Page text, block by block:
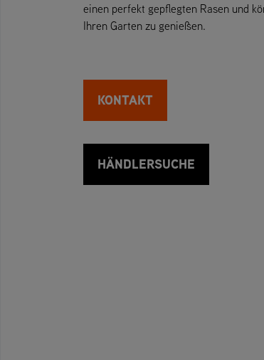
einen perfekt gepflegten Rasen und
Ihren Garten zu genießen.
KONTAKT
HÄNDLERSUCHE